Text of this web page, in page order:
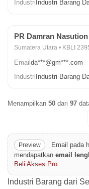
IndustriIndustri Barang
PR Damran Nasution
Sumatera Utara • KBLI
Emailda***@gm***.com
IndustriIndustri Barang
Menampilkan 50 dari 97
Preview
Email pada
mendapatkan email
Beli Akses Pro
Industri Barang dari